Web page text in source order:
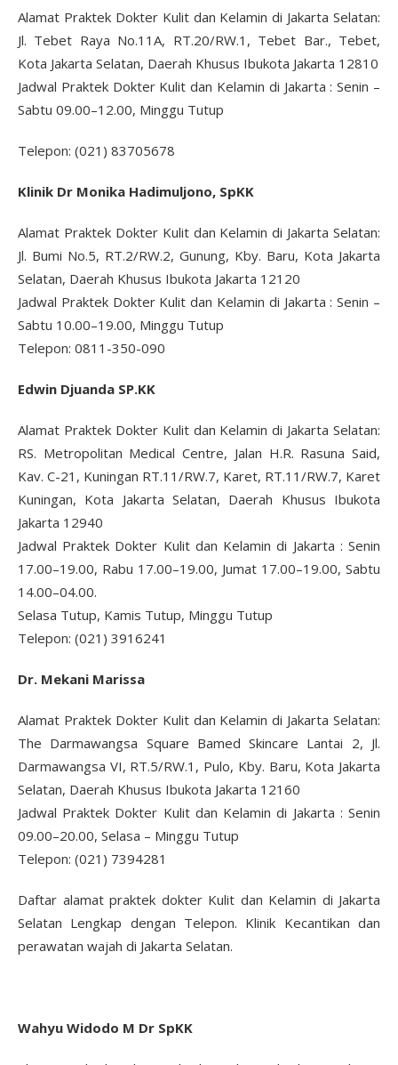
Alamat Praktek Dokter Kulit dan Kelamin di Jakarta Selatan:
Jl. Tebet Raya No.11A, RT.20/RW.1, Tebet Bar., Tebet,
Kota Jakarta Selatan, Daerah Khusus Ibukota Jakarta 12810
Jadwal Praktek Dokter Kulit dan Kelamin di Jakarta : Senin –
Sabtu 09.00–12.00, Minggu Tutup
Telepon: (021) 83705678
Klinik Dr Monika Hadimuljono, SpKK
Alamat Praktek Dokter Kulit dan Kelamin di Jakarta Selatan:
Jl. Bumi No.5, RT.2/RW.2, Gunung, Kby. Baru, Kota Jakarta
Selatan, Daerah Khusus Ibukota Jakarta 12120
Jadwal Praktek Dokter Kulit dan Kelamin di Jakarta : Senin –
Sabtu 10.00–19.00, Minggu Tutup
Telepon: 0811-350-090
Edwin Djuanda SP.KK
Alamat Praktek Dokter Kulit dan Kelamin di Jakarta Selatan:
RS. Metropolitan Medical Centre, Jalan H.R. Rasuna Said,
Kav. C-21, Kuningan RT.11/RW.7, Karet, RT.11/RW.7, Karet
Kuningan, Kota Jakarta Selatan, Daerah Khusus Ibukota
Jakarta 12940
Jadwal Praktek Dokter Kulit dan Kelamin di Jakarta : Senin
17.00–19.00, Rabu 17.00–19.00, Jumat 17.00–19.00, Sabtu
14.00–04.00.
Selasa Tutup, Kamis Tutup, Minggu Tutup
Telepon: (021) 3916241
Dr. Mekani Marissa
Alamat Praktek Dokter Kulit dan Kelamin di Jakarta Selatan:
The Darmawangsa Square Bamed Skincare Lantai 2, Jl.
Darmawangsa VI, RT.5/RW.1, Pulo, Kby. Baru, Kota Jakarta
Selatan, Daerah Khusus Ibukota Jakarta 12160
Jadwal Praktek Dokter Kulit dan Kelamin di Jakarta : Senin
09.00–20.00, Selasa – Minggu Tutup
Telepon: (021) 7394281
Daftar alamat praktek dokter Kulit dan Kelamin di Jakarta
Selatan Lengkap dengan Telepon. Klinik Kecantikan dan
perawatan wajah di Jakarta Selatan.
Wahyu Widodo M Dr SpKK